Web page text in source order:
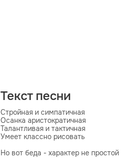
Текст песни
Стройная и симпатичная
Осанка аристократичная
Талантливая и тактичная
Умеет классно рисовать
Но вот беда - характер не простой